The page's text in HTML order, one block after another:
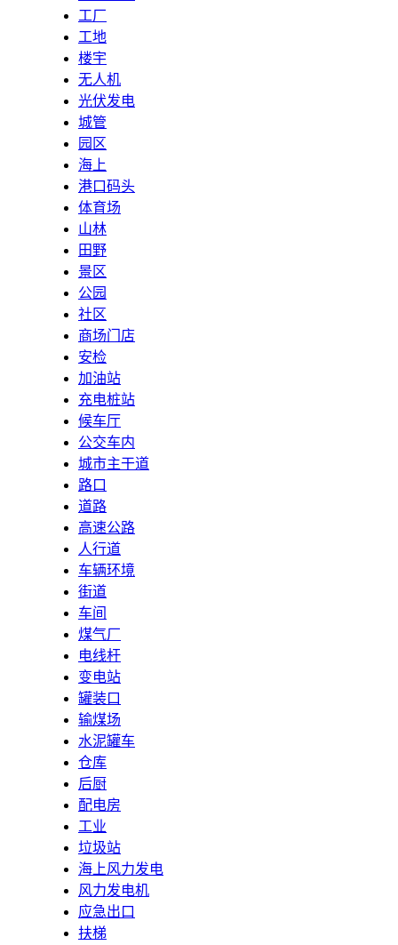
工厂
工地
楼宇
无人机
光伏发电
城管
园区
海上
港口码头
体育场
山林
田野
景区
公园
社区
商场门店
安检
加油站
充电桩站
候车厅
公交车内
城市主干道
路口
道路
高速公路
人行道
车辆环境
街道
车间
煤气厂
电线杆
变电站
罐装口
输煤场
水泥罐车
仓库
后厨
配电房
工业
垃圾站
海上风力发电
风力发电机
应急出口
扶梯